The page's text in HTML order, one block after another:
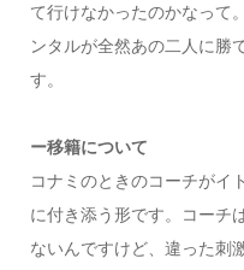
て行けなかったのかなって
ンタルが全然あの二人に勝
す。
ー移籍について
コナミのときのコーチがイ
に付き添う形です。コーチ
ないんですけど、違った刺